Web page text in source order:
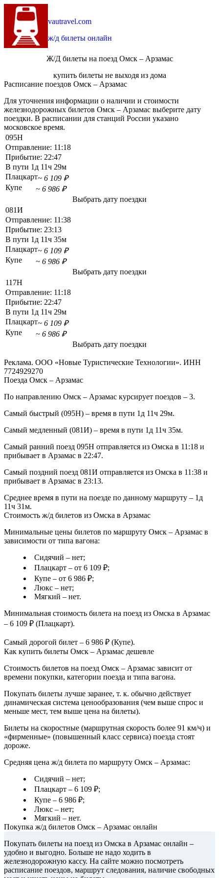
vautravel.com
ж/д билеты онлайн
Ж/Д билеты на поезд Омск – Арзамас
купить билеты не выходя из дома
Расписание поездов Омск – Арзамас
Для уточнения информации о наличии и стоимости
железнодорожных билетов Омск – Арзамас выберите дату
поездки. В расписании для станций России указано
московское время.
095Н
Отправление: 11:18
Прибытие: 22:47
В пути 1д 11ч 29м
Плацкарт~ 6 109 ₽
Купе
~ 6 986 ₽
Выбрать дату поездки
081И
Отправление: 11:38
Прибытие: 23:13
В пути 1д 11ч 35м
Плацкарт~ 6 109 ₽
Купе
~ 6 986 ₽
Выбрать дату поездки
117Н
Отправление: 11:18
Прибытие: 22:47
В пути 1д 11ч 29м
Плацкарт~ 6 109 ₽
Купе
~ 6 986 ₽
Выбрать дату поездки
Реклама. ООО «Новые Туристические Технологии». ИНН
7724929270
Поезда Омск – Арзамас
По направлению Омск – Арзамас курсирует поездов – 3.
Самый быстрый (095Н) – время в пути 1д 11ч 29м.
Самый медленный (081И) – время в пути 1д 11ч 35м.
Самый ранний поезд 095Н отправляется из Омска в 11:18 и
прибывает в Арзамас в 22:47.
Самый поздний поезд 081И отправляется из Омска в 11:38 и
прибывает в Арзамас в 23:13.
Среднее время в пути на поезде по данному маршруту – 1д
11ч 31м.
Стоимость ж/д билетов из Омска в Арзамас
Минимальные цены билетов по маршруту Омск – Арзамас в
зависимости от типа вагона:
Сидячий – нет;
Плацкарт – от 6 109 ₽;
Купе – от 6 986 ₽;
Люкс – нет;
Мягкий – нет.
Минимальная стоимость билета на поезд из Омска в Арзамас
– 6 109 ₽ (Плацкарт).
Самый дорогой билет – 6 986 ₽ (Купе).
Как купить билеты Омск – Арзамас дешевле
Стоимость билетов на поезд Омск – Арзамас зависит от
времени покупки, категории поезда и типа вагона.
Покупать билеты лучше заранее, т. к. обычно действует
динамическая система ценообразования (чем выше спрос и
меньше мест, тем выше цена на билеты).
Билеты на скоростные (маршрутная скорость более 91 км/ч) и
«фирменные» (повышенный класс сервиса) поезда стоят
дороже.
Средняя цена ж/д билета по маршруту Омск – Арзамас:
Сидячий – нет;
Плацкарт – 6 109 ₽;
Купе – 6 986 ₽;
Люкс – нет;
Мягкий – нет.
Покупка ж/д билетов Омск – Арзамас онлайн
Покупать билеты на поезд из Омска в Арзамас онлайн –
удобно и выгодно. Больше не надо ходить в
железнодорожную кассу. На сайте можно посмотреть
расписание поездов, маршрут следования, наличие свободных